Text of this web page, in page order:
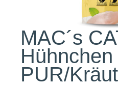
MAC´s
Hühnchen
PUR/